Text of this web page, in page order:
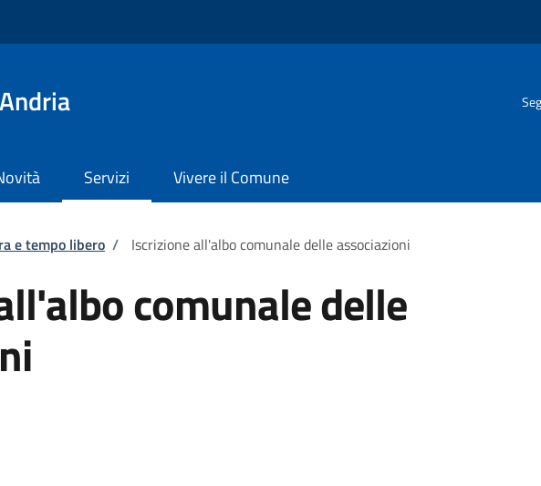
Servizi Vivere il Comune
e tempo libero / Iscrizione all'albo comunale delle associazioni
comunale delle